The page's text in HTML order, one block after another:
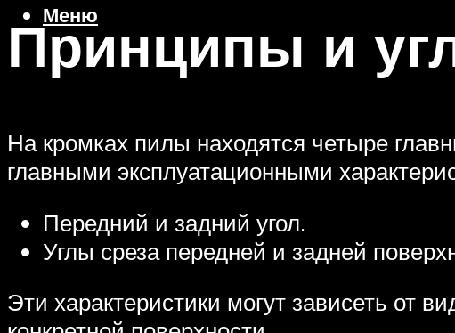
Меню
Принципы и
На кромках пилы находятся четыре
главными эксплуатационными
Передний и задний угол.
Углы среза передней и задней
Эти характеристики могут зависеть от